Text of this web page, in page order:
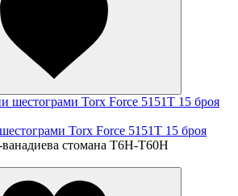
Torx Force 5151T 15 броя
стомана T6H-T60H